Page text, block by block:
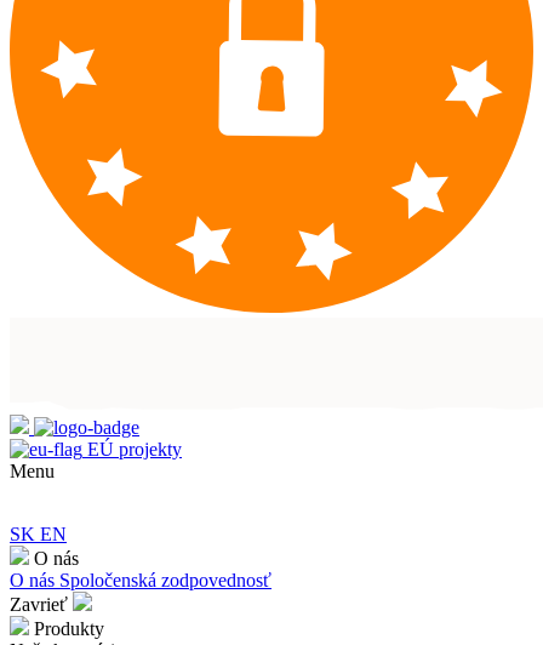
EÚ projekty
Menu
SK EN
O nás
O nás Spoločenská zodpovednosť
Zavrieť
Produkty